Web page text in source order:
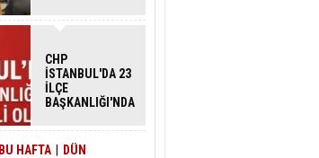
AĞIRLADI
CHP
İSTANBUL'DA 23
İLÇE
BAŞKANLIĞI'NDA
GERÇEKLEŞTİ
BU HAFTA DÜN